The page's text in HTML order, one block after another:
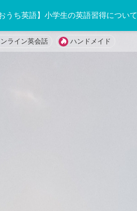
おうち英語】小学生の英語習得について
ライン英会話 ハンドメイド